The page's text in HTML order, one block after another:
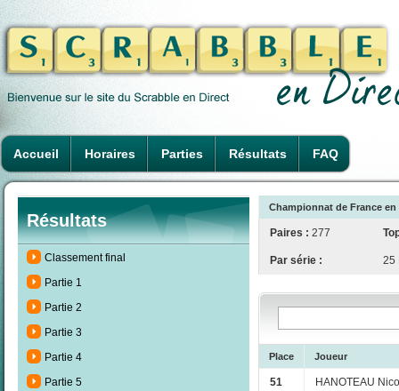
Accueil Horaires Parties Résultats FAQ
Résultats
Classement final
Partie 1
Partie 2
Partie 3
Partie 4
Partie 5
Championnat de France
Paires : 277
Par série : 25
Place Joueur
51 HANOTEAU